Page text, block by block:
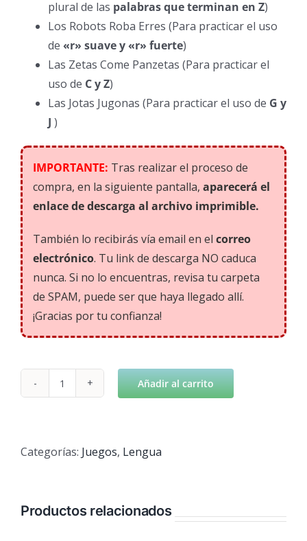
plural de las palabras que terminan en Z)
Los Robots Roba Erres (Para practicar el uso
de «r» suave y «r» fuerte)
Las Zetas Come Panzetas (Para practicar el
uso de C y Z)
Las Jotas Jugonas (Para practicar el uso de G y
J )
IMPORTANTE: Tras realizar el proceso de
compra, en la siguiente pantalla, aparecerá el
enlace de descarga al archivo imprimible.
También lo recibirás vía email en el correo
electrónico. Tu link de descarga NO caduca
nunca. Si no lo encuentras, revisa tu carpeta
de SPAM, puede ser que haya llegado allí.
¡Gracias por tu confianza!
Juegos
cantidad
Añadir al carrito
Categorías: Juegos, Lengua
Productos relacionados